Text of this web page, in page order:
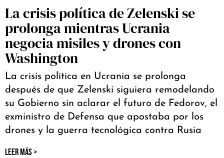
La crisis política de Zelenski se
prolonga mientras Ucrania
negocia misiles y drones con
Washington
La crisis política en Ucrania se prolonga
después de que Zelenski siguiera remodelando
su Gobierno sin aclarar el futuro de Fedorov, el
exministro de Defensa que apostaba por los
drones y la guerra tecnológica contra Rusia
LEER MÁS >